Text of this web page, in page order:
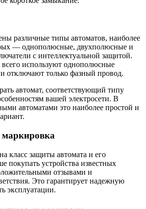
различные типы автоматов, наиболее
— однополюсные, двухполюсные и
с интеллектуальной защитой.
используют однополюсные
отключают только фазный провод.
автомат, соответствующий типу
вашей электросети. В
автоматами это наиболее простой и
класс защиты автомата и его
покупать устройства известных
отзывами и
Это гарантирует надежную
эксплуатации.